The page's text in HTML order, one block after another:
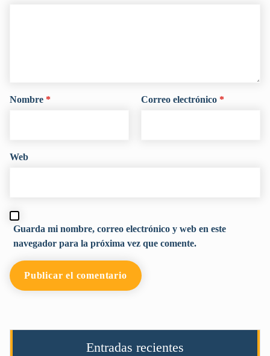
Nombre * Correo electrónico *
Web
Guarda mi nombre, correo electrónico y web en este
navegador para la próxima vez que comente.
Entradas recientes